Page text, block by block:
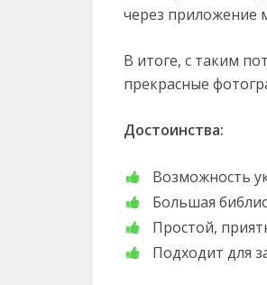
через приложение
В итоге, с таким
прекрасные
Достоинства:
Возможность
Большая
Простой,
Подходит для